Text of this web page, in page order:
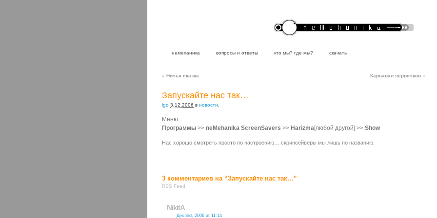
немеханика вопросы и ответы кто мы? где мы? скачать
« Ничья сказка Карнавал червячков »
Запускайте нас так…
igo 3.12.2006 в новости
Меню:
Программы >> neMehanika ScreenSavers >> Harizma[любой другой] >> Show
Нас хорошо смотреть просто по настроению… скринсейверы мы лишь по названию.
3 комментариев на “Запускайте нас так…”
RSS Feed
NikitA
Дек 3rd, 2006 at 11:14